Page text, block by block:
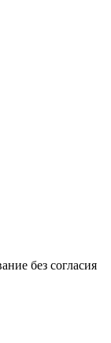
без согласия